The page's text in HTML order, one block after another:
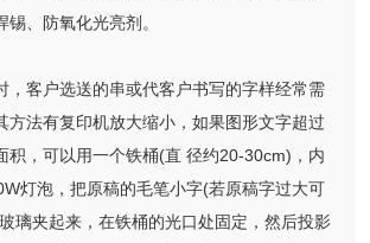
、防氧化光亮剂。
，客户选送的串或代客户书写的字样经常需
方法有复印机放大缩小，如果图形文字超过
积，可以用一个铁桶(直 径约20-30cm)，内
灯泡，把原稿的毛笔小字(若原稿字过大可
璃夹起来，在铁桶的光口处固定，然后投影